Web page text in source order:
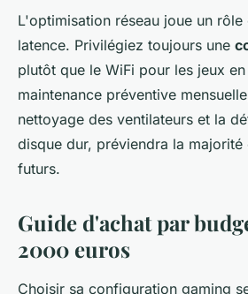
L'optimisation réseau joue un
latence. Privilégiez toujours une
plutôt que le WiFi pour les jeux
maintenance préventive
nettoyage des ventilateurs et la
disque dur, préviendra la majorité
futurs.
Guide d'achat par
2000 euros
Choisir sa configuration gaming